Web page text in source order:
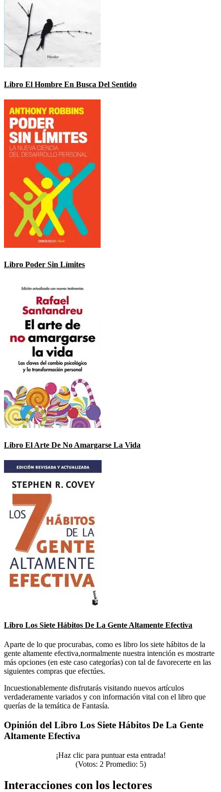
Libro El Hombre En Busca Del Sentido
Libro Poder Sin Límites
Libro El Arte De No Amargarse La Vida
Libro Los Siete Hábitos De La Gente Altamente Efectiva
Aparte de lo que procurabas, como es libro los siete hábitos de la
gente altamente efectiva,normalmente nuestra intención es mostrarte
más opciones (en este caso categorías) con tal de favorecerte en las
siguientes compras que efectúes.
Incuestionablemente disfrutarás visitando nuevos artículos
verdaderamente variados y con información vital con el libro que
querías de la temática de Fantasía.
Opinión del Libro Los Siete Hábitos De La Gente
Altamente Efectiva
¡Haz clic para puntuar esta entrada!
(Votos: 2 Promedio: 5)
Interacciones con los lectores